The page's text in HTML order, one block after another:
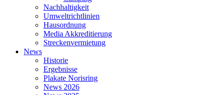
Nachhaltigkeit
Umweltrichtlinien
Hausordnung
Media Akkreditierung
Streckenvermietung
News
Historie
Ergebnisse
Plakate Norisring
News 2026